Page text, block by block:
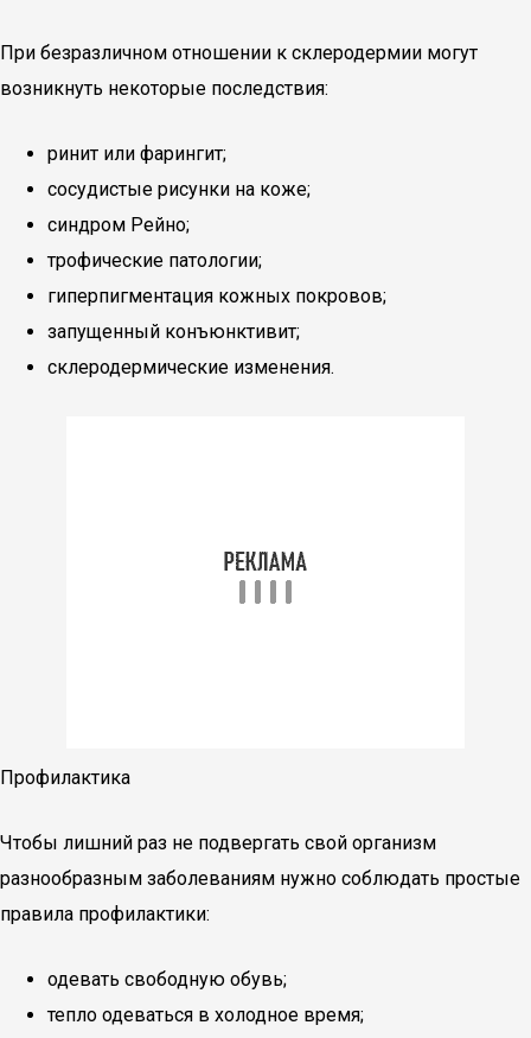
При безразличном отношении к склеродермии могут
возникнуть некоторые последствия:
ринит или фарингит;
сосудистые рисунки на коже;
синдром Рейно;
трофические патологии;
гиперпигментация кожных покровов;
запущенный конъюнктивит;
склеродермические изменения.
Профилактика
Чтобы лишний раз не подвергать свой организм
разнообразным заболеваниям нужно соблюдать простые
правила профилактики:
одевать свободную обувь;
тепло одеваться в холодное время;